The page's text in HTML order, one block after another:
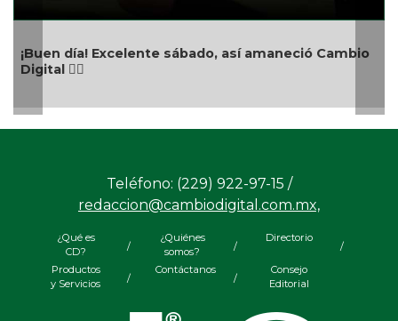
Aniversario del natalicio de Emiliano Zapata
Teléfono: (229) 922-97-15 /
redaccion@cambiodigital.com.mx,
¿Qué es
CD?
/
¿Quiénes
somos?
/
Directorio
/
Productos
y Servicios
/
Contáctanos
/
Consejo
Editorial